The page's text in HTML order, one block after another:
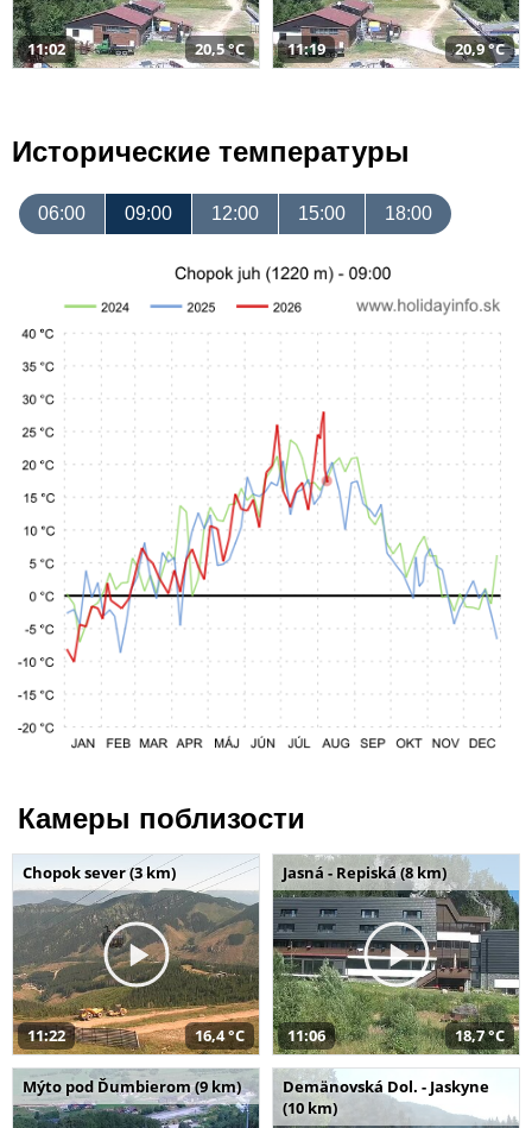
11:02 20,5 °C 11:19 20,9 °C
Исторические температуры
06:00 09:00 12:00 15:00 18:00
Камеры поблизости
Chopok sever (3 km)
11:22 16,4 °C
Jasná - Repiská (8 km)
11:06 18,7 °C
Mýto pod Ďumbierom (9 km)
Demänovská Dol. - Jaskyne
(10 km)